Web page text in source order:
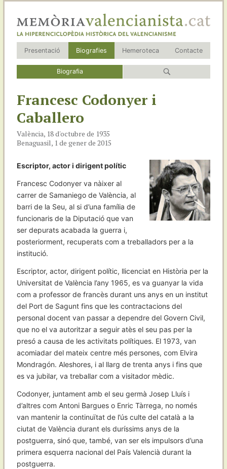
Presentació Biografies Hemeroteca Contacte
Biografia
Francesc Codonyer i
Caballero
València, 18 d'octubre de 1935
Benaguasil, 1 de gener de 2015
Escriptor, actor i dirigent polític
Francesc Codonyer va nàixer al
carrer de Samaniego de València, al
barri de la Seu, al si d’una família de
funcionaris de la Diputació que van
ser depurats acabada la guerra i,
posteriorment, recuperats com a treballadors per a la
institució.
Escriptor, actor, dirigent polític, llicenciat en Història per la
Universitat de València l’any 1965, es va guanyar la vida
com a professor de francès durant uns anys en un institut
del Port de Sagunt fins que les contractacions del
personal docent van passar a dependre del Govern Civil,
que no el va autoritzar a seguir atès el seu pas per la
presó a causa de les activitats polítiques. El 1973, van
acomiadar del mateix centre més persones, com Elvira
Mondragón. Aleshores, i al llarg de trenta anys i fins que
es va jubilar, va treballar com a visitador mèdic.
Codonyer, juntament amb el seu germà Josep Lluís i
d’altres com Antoni Bargues o Enric Tàrrega, no només
van mantenir la continuïtat de l’ús culte del català a la
ciutat de València durant els duríssims anys de la
postguerra, sinó que, també, van ser els impulsors d’una
primera esquerra nacional del País Valencià durant la
postguerra.